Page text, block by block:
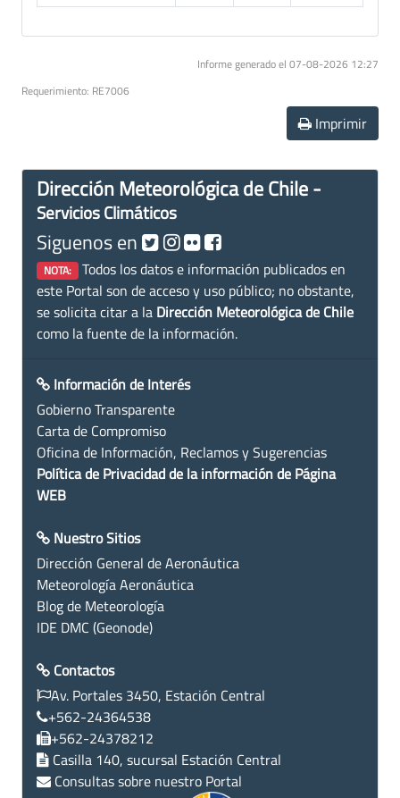
Informe generado el 07-08-2026 12:27
Requerimiento: RE7006
Imprimir
Dirección Meteorológica de Chile -
Servicios Climáticos
Siguenos en
NOTA: Todos los datos e información publicados en
este Portal son de acceso y uso público; no obstante,
se solicita citar a la Dirección Meteorológica de Chile
como la fuente de la información.
Información de Interés
Gobierno Transparente
Carta de Compromiso
Oficina de Información, Reclamos y Sugerencias
Política de Privacidad de la información de Página
WEB
Nuestro Sitios
Dirección General de Aeronáutica
Meteorología Aeronáutica
Blog de Meteorología
IDE DMC (Geonode)
Contactos
Av. Portales 3450, Estación Central
+562-24364538
+562-24378212
Casilla 140, sucursal Estación Central
Consultas sobre nuestro Portal